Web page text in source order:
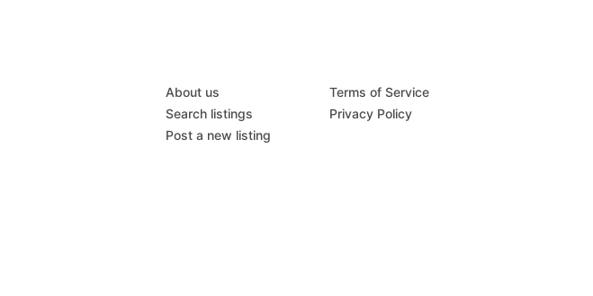
About us
Search listings
Post a new listing
Terms of Service
Privacy Policy